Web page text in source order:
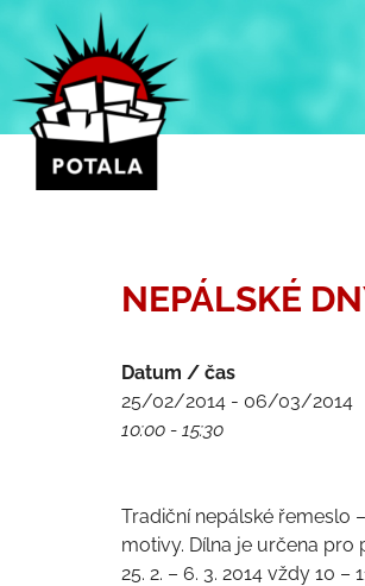
obsah
NEPÁLSKÉ
Datum / čas
25/02/2014 - 06/03/2014
10:00 - 15:30
Tradiční nepálské řemeslo
motivy. Dílna je určena pro
25. 2. – 6. 3. 2014 vždy 10 –